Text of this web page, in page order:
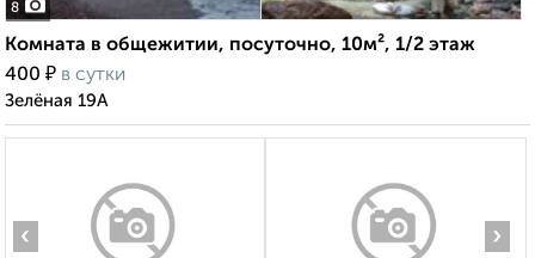
8
Комната в общежитии, посуточно, 10м², 1/2 этаж
400 ₽ в сутки
Зелёная 19А
‹ ›